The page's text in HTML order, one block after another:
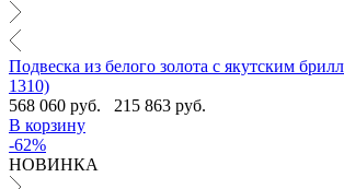
Подвеска из белого золота с якутским
1310)
568 060 руб.
215 863 руб.
В корзину
-62%
НОВИНКА